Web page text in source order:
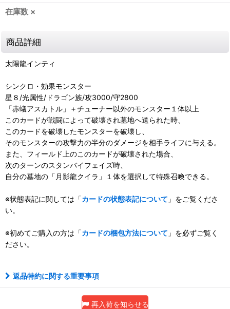
在庫数 ×
商品詳細
太陽龍インティ
シンクロ・効果モンスター
星８/光属性/ドラゴン族/攻3000/守2800
「赤蟻アスカトル」＋チューナー以外のモンスター１体以上
このカードが戦闘によって破壊され墓地へ送られた時、
このカードを破壊したモンスターを破壊し、
そのモンスターの攻撃力の半分のダメージを相手ライフに与える。
また、フィールド上のこのカードが破壊された場合、
次のターンのスタンバイフェイズ時、
自分の墓地の「月影龍クイラ」１体を選択して特殊召喚できる。
※状態表記に関しては「カードの状態表記について 」をご覧くださ
い。
※初めてご購入の方は「カードの梱包方法について 」を必ずご覧く
ださい。
返品特約に関する重要事項
再入荷を知らせる